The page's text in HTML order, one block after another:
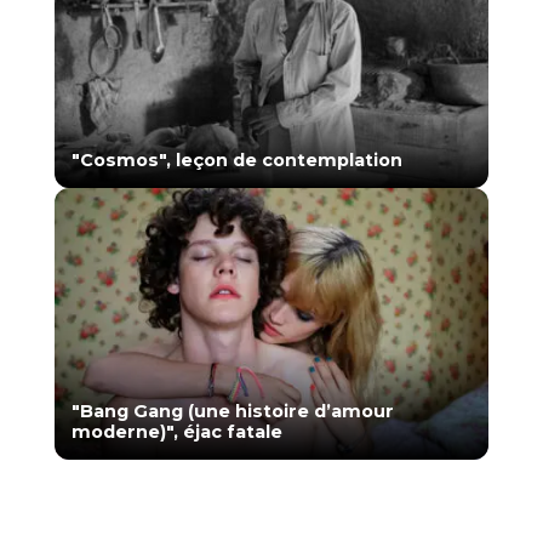
"Cosmos", leçon de contemplation
"Bang Gang (une histoire d’amour
moderne)", éjac fatale